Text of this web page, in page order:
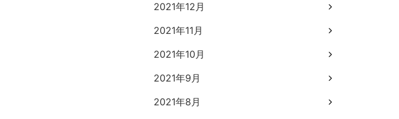
2021年12月
2021年11月
2021年10月
2021年9月
2021年8月